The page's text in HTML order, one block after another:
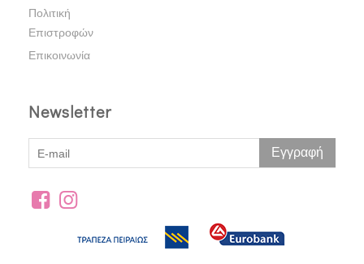
Πολιτική
Επιστροφών
Επικοινωνία
Newsletter
Εγγραφή